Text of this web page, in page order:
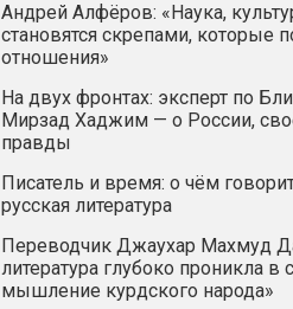
Андрей Алфёров: «Наука,
становятся скрепами, которые
отношения»
На двух фронтах: эксперт по
Мирзад Хаджим — о России,
правды
Писатель и время: о чём
русская литература
Переводчик Джаухар Махмуд
литература глубоко проникла в
мышление курдского народа»